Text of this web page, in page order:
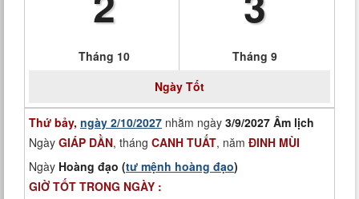
Tháng 10
Tháng 9
Ngày Tốt
Thứ bảy, ngày 2/10/2027 nhằm ngày 3/9/2027 Âm lịch
Ngày GIÁP DẦN, tháng CANH TUẤT, năm ĐINH MÙI
Ngày Hoàng đạo (tư mệnh hoàng đạo)
GIỜ TỐT TRONG NGÀY :